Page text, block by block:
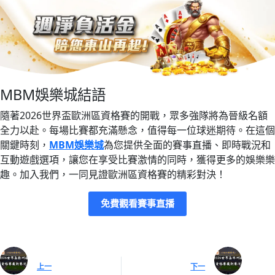
MBM娛樂城結語
隨著2026世界盃歐洲區資格賽的開戰，眾多強隊將為晉級名額
全力以赴。每場比賽都充滿懸念，值得每一位球迷期待。在這個
關鍵時刻， MBM娛樂城為您提供全面的賽事直播、即時戰況和
互動遊戲選項，讓您在享受比賽激情的同時，獲得更多的娛樂樂
趣。加入我們，一同見證歐洲區資格賽的精彩對決！
免費觀看賽事直播
上一 下一